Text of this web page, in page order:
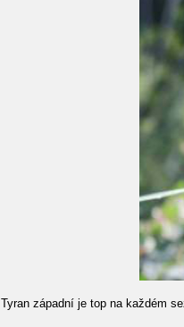
Tyran západní je top na každém